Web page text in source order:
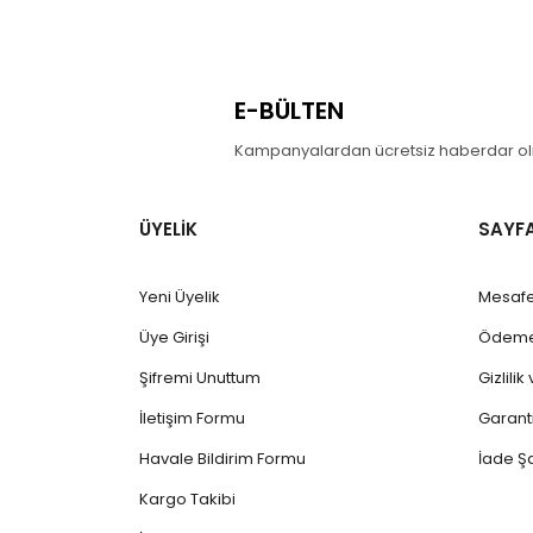
E-BÜLTEN
Kampanyalardan ücretsiz haberdar
ÜYELİK
Yeni Üyelik
Üye Girişi
Şifremi Unuttum
İletişim Formu
Havale Bildirim Formu
Kargo Takibi
Gizlilik
İade